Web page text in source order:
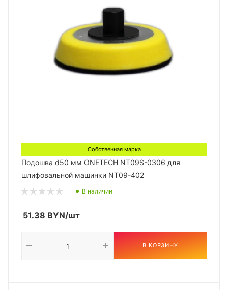
Собственная марка
Подошва d50 мм ONETECH NT09S-0306 для
шлифовальной машинки NT09-402
В наличии
51.38 BYN/шт
В КОРЗИНУ